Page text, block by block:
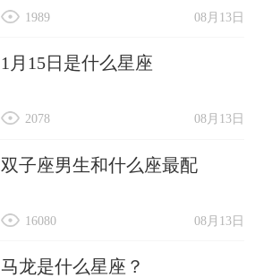
08月13日
1989
1月15日是什么星座
08月13日
2078
双子座男生和什么座最配
08月13日
16080
马龙是什么星座？